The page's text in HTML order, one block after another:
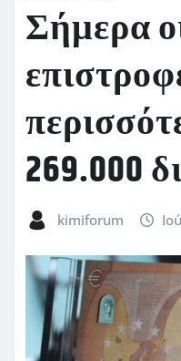
Σήμερα
269.000
kimiforum